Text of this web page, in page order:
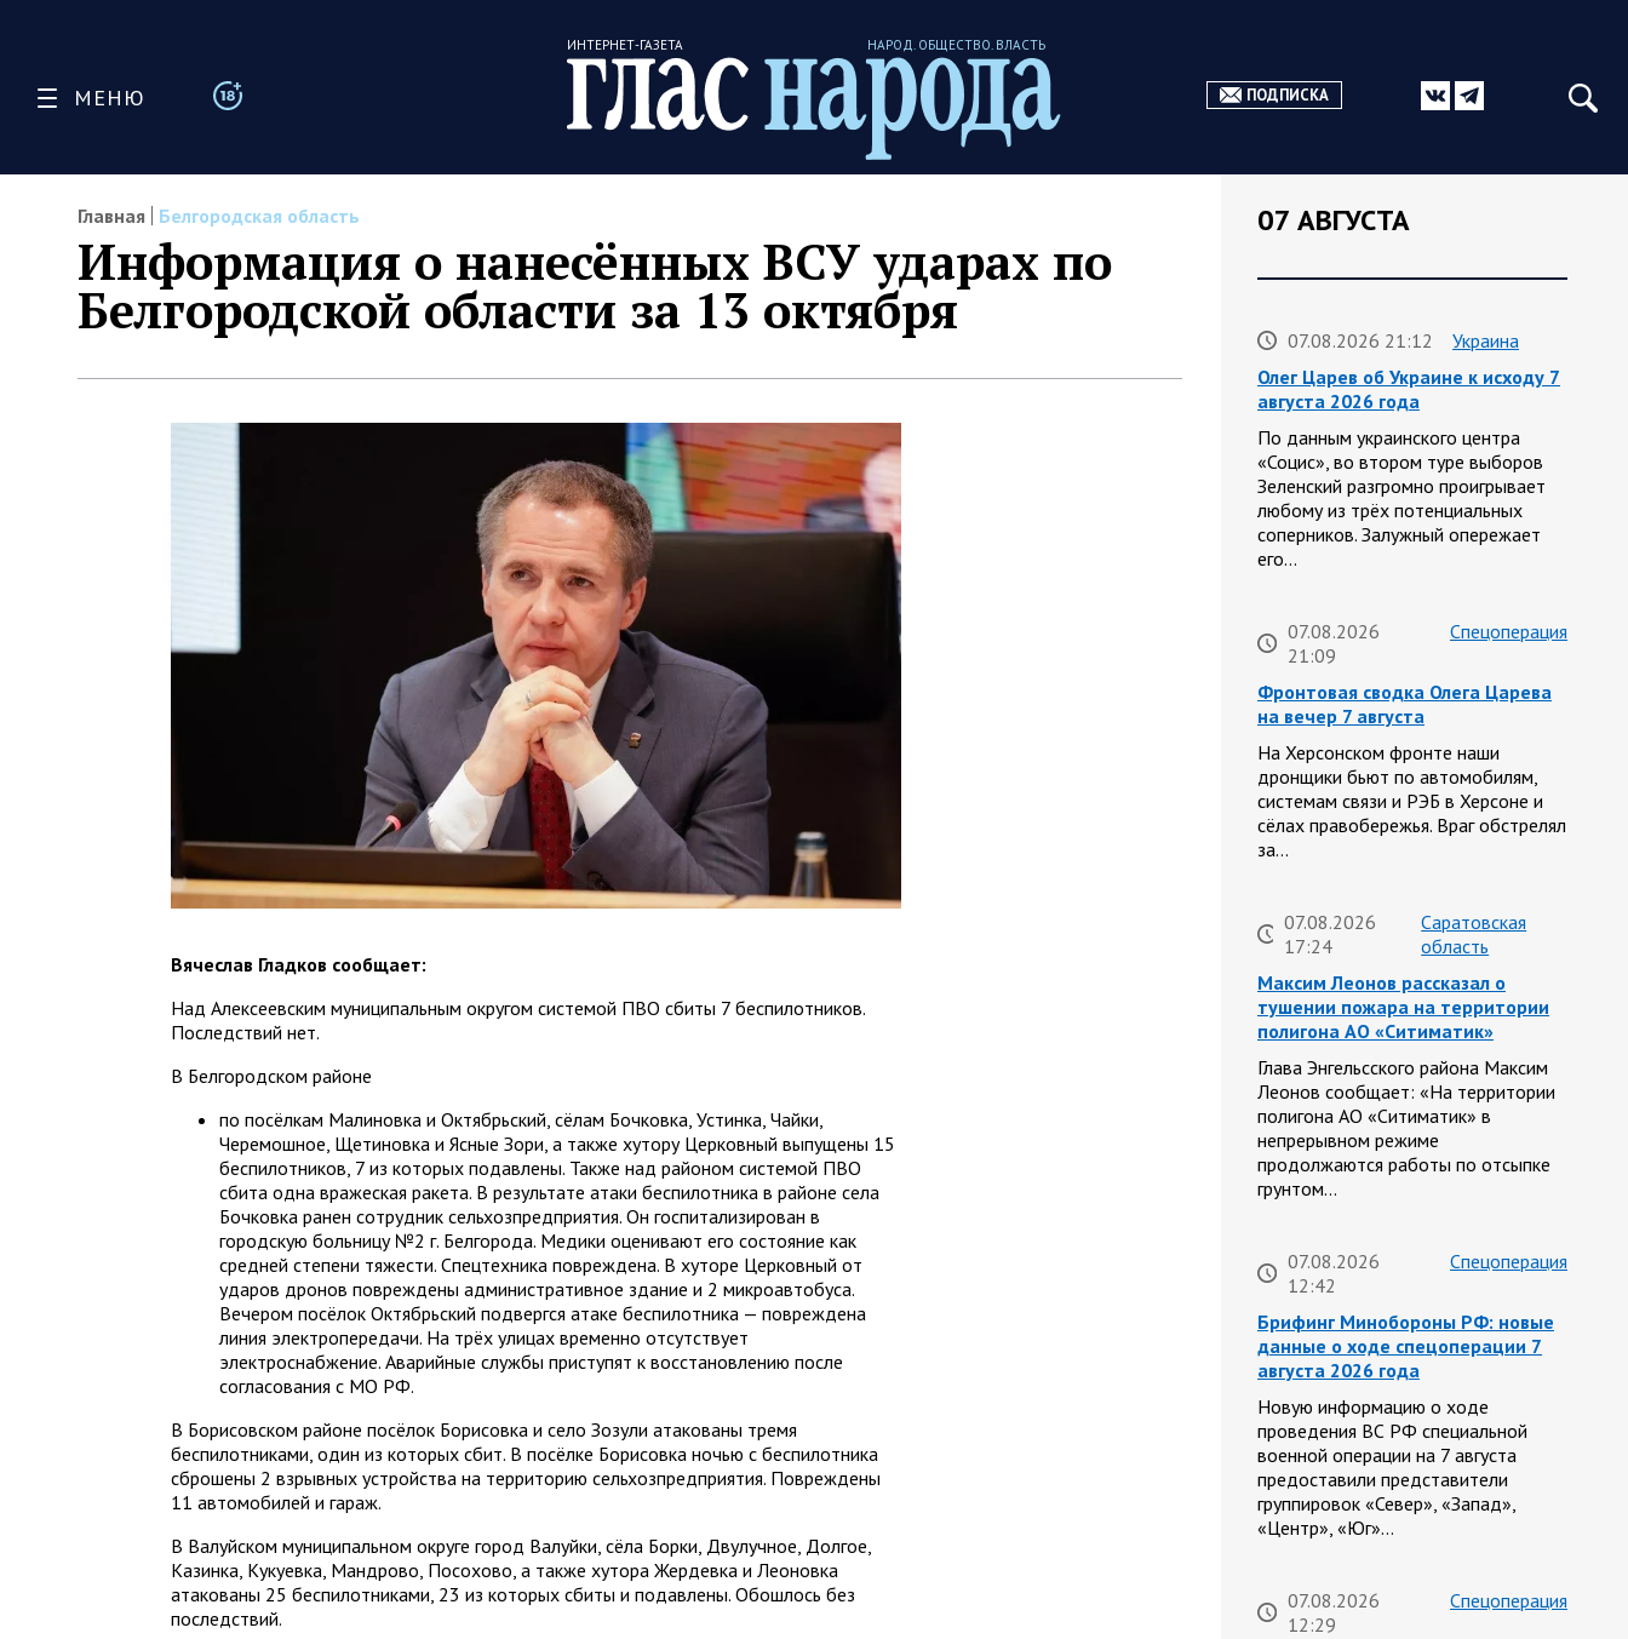
МЕНЮ
ИНТЕРНЕТ-ГАЗЕТА НАРОД. ОБЩЕСТВО. ВЛАСТЬ
ПОДПИСКА
Главная Белгородская область
Информация о нанесённых ВСУ ударах по
Белгородской области за 13 октября
Вячеслав Гладков сообщает:
Над Алексеевским муниципальным округом системой ПВО сбиты 7 беспилотников.
Последствий нет.
В Белгородском районе
по посёлкам Малиновка и Октябрьский, сёлам Бочковка, Устинка, Чайки,
Черемошное, Щетиновка и Ясные Зори, а также хутору Церковный выпущены 15
беспилотников, 7 из которых подавлены. Также над районом системой ПВО
сбита одна вражеская ракета. В результате атаки беспилотника в районе села
Бочковка ранен сотрудник сельхозпредприятия. Он госпитализирован в
городскую больницу №2 г. Белгорода. Медики оценивают его состояние как
средней степени тяжести. Спецтехника повреждена. В хуторе Церковный от
ударов дронов повреждены административное здание и 2 микроавтобуса.
Вечером посёлок Октябрьский подвергся атаке беспилотника — повреждена
линия электропередачи. На трёх улицах временно отсутствует
электроснабжение. Аварийные службы приступят к восстановлению после
согласования с МО РФ.
В Борисовском районе посёлок Борисовка и село Зозули атакованы тремя
беспилотниками, один из которых сбит. В посёлке Борисовка ночью с беспилотника
сброшены 2 взрывных устройства на территорию сельхозпредприятия. Повреждены
11 автомобилей и гараж.
В Валуйском муниципальном округе город Валуйки, сёла Борки, Двулучное, Долгое,
Казинка, Кукуевка, Мандрово, Посохово, а также хутора Жердевка и Леоновка
атакованы 25 беспилотниками, 23 из которых сбиты и подавлены. Обошлось без
последствий.
07 АВГУСТА
07.08.2026 21:12
Украина
Олег Царев об Украине к исходу 7
августа 2026 года
По данным украинского центра
«Социс», во втором туре выборов
Зеленский разгромно проигрывает
любому из трёх потенциальных
соперников. Залужный опережает
его…
07.08.2026
21:09
Спецоперация
Фронтовая сводка Олега Царева
на вечер 7 августа
На Херсонском фронте наши
дронщики бьют по автомобилям,
системам связи и РЭБ в Херсоне и
сёлах правобережья. Враг обстрелял
за…
07.08.2026
17:24
Саратовская
область
Максим Леонов рассказал о
тушении пожара на территории
полигона АО «Ситиматик»
Глава Энгельсского района Максим
Леонов сообщает: «На территории
полигона АО «Ситиматик» в
непрерывном режиме
продолжаются работы по отсыпке
грунтом…
07.08.2026
12:42
Спецоперация
Брифинг Минобороны РФ: новые
данные о ходе спецоперации 7
августа 2026 года
Новую информацию о ходе
проведения ВС РФ специальной
военной операции на 7 августа
предоставили представители
группировок «Север», «Запад»,
«Центр», «Юг»…
07.08.2026
12:29
Спецоперация